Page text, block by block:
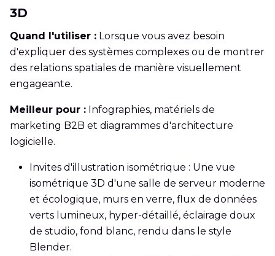
3D
Quand l'utiliser : Lorsque vous avez besoin
d'expliquer des systèmes complexes ou de montrer
des relations spatiales de manière visuellement
engageante.
Meilleur pour : Infographies, matériels de
marketing B2B et diagrammes d'architecture
logicielle.
Invites d'illustration isométrique : Une vue
isométrique 3D d'une salle de serveur moderne
et écologique, murs en verre, flux de données
verts lumineux, hyper-détaillé, éclairage doux
de studio, fond blanc, rendu dans le style
Blender.